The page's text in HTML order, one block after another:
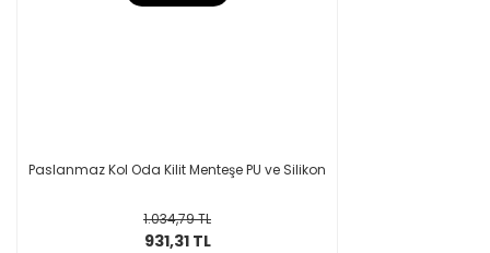
Paslanmaz Kol Oda Kilit Menteşe PU ve Silikon
1.034,79 TL
931,31 TL